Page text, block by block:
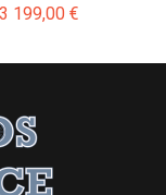
Prix
3 199,00 €